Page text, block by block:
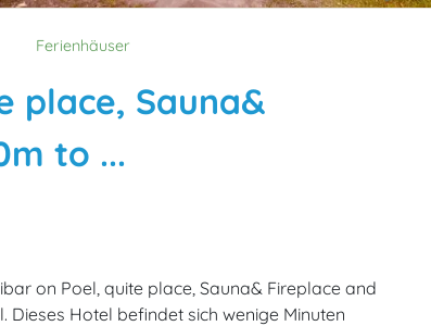
Ferienhäuser
place, Sauna&
to ...
on Poel, quite place, Sauna& Fireplace and
Dieses Hotel befindet sich wenige Minuten